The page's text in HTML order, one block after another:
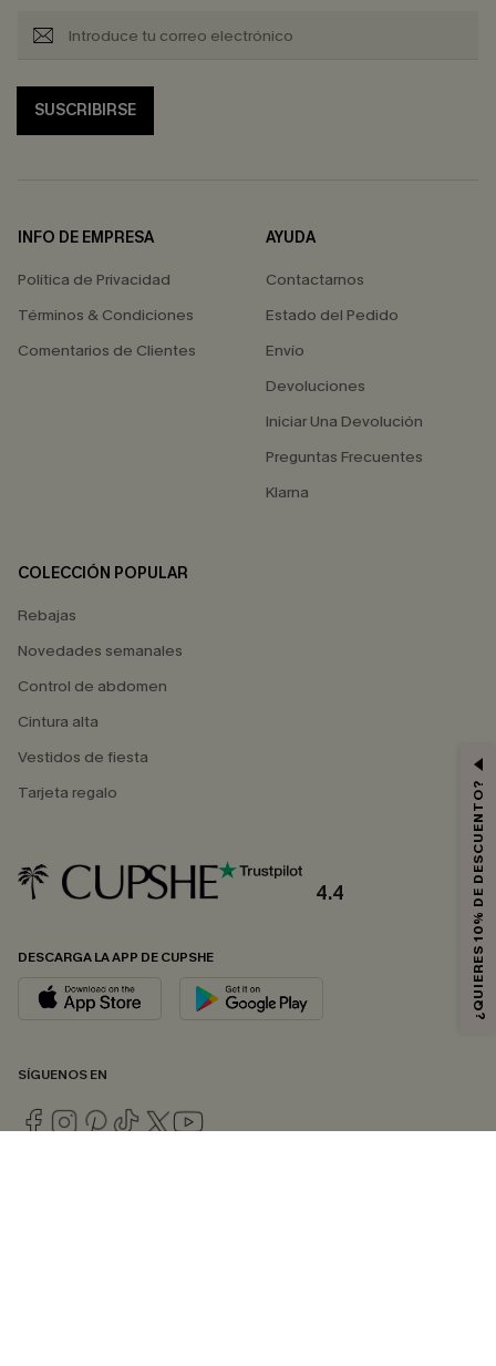
SUSCRIBIRSE
INFO DE EMPRESA
Política de Privacidad
Términos & Condiciones
Comentarios de Clientes
AYUDA
Contactarnos
Estado del Pedido
Envío
Devoluciones
Iniciar Una Devolución
Preguntas Frecuentes
Klarna
COLECCIÓN POPULAR
Rebajas
Novedades semanales
Control de abdomen
Cintura alta
Vestidos de fiesta
Tarjeta regalo
4.4
DESCARGA LA APP DE CUPSHE
SÍGUENOS EN
¿QUIERES 10% DE DESCUENTO?